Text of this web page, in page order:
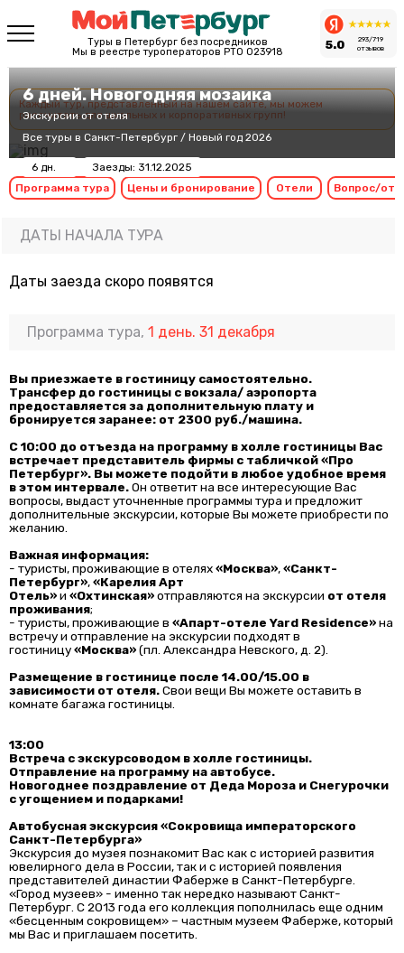
5.0
293/719
отзывов
Туры в Петербург без посредников
Мы в реестре туроператоров РТО 023918
Каждый тур, представленный на нашем сайте, мы можем
рассчитать для школьных и корпоративных групп!
6 дн. Заезды: 31.12.2025
6 дней. Новогодняя мозаика
Экскурсии от отеля
Все туры в Санкт-Петербург/Новый год 2026
Программа тура Цены и бронирование Отели Вопрос/
ДАТЫ НАЧАЛА ТУРА
Даты заезда скоро появятся
Программа тура,1 день. 31 декабря
Вы приезжаете в гостиницу самостоятельно.
Трансфер до гостиницы с вокзала/ аэропорта
предоставляется за дополнительную плату и
бронируется заранее: от 2300 руб./машина.
С 10:00 до отъезда на программу в холле гостиницы Вас
встречает представитель фирмы с табличкой «Про
Петербург». Вы можете подойти в любое удобное время
в этом интервале.Он ответит на все интересующие Вас
вопросы, выдаст уточненные программы тура и предложит
дополнительные экскурсии, которые Вы можете приобрести по
желанию.
Важная информация:
- туристы, проживающие в отелях«Москва»,«Санкт-
Петербург»,«Карелия Арт
Отель»и«Охтинская»отправляются на экскурсии от отеля
проживания;
- туристы, проживающие в«Апарт-отеле Yard Residence»на
встречу и отправление на экскурсии подходят в
гостиницу«Москва»(пл. Александра Невского, д. 2).
Размещение в гостинице после 14.00/15.00 в
зависимости от отеля.Свои вещи Вы можете оставить в
комнате багажа гостиницы.
13:00
Встреча с экскурсоводом в холле гостиницы.
Отправление на программу на автобусе.
Новогоднее поздравление от Деда Мороза и Снегурочки
с угощением и подарками!
Автобусная экскурсия «Сокровища императорского
Санкт-Петербурга»
Экскурсия до музея познакомит Вас как с историей развития
ювелирного дела в России, так и с историей появления
представителей династии Фаберже в Санкт-Петербурге.
«Город музеев» - именно так нередко называют Санкт-
Петербург. С 2013 года его коллекция пополнилась еще одним
«бесценным сокровищем» – частным музеем Фаберже, который
мы Вас и приглашаем посетить.